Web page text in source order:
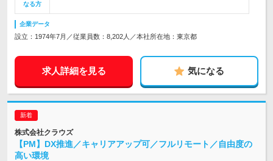
なる方
企業データ
設立：1974年7月／従業員数：8,202人／本社所在地：東京都
求人詳細を見る 気になる
株式会社クラウズ
【PM】DX推進／キャリアアップ可／フルリモート／自由度の
高い環境